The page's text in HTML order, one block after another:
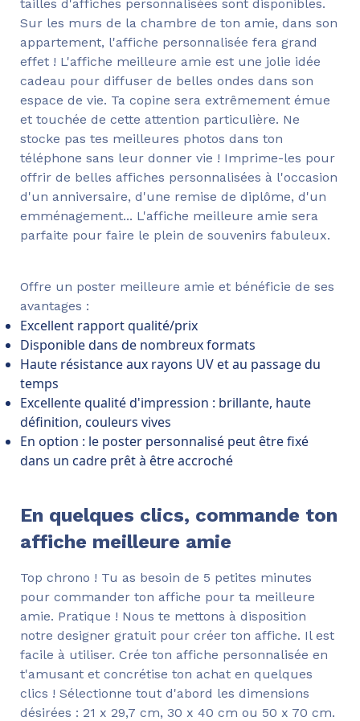
tailles d'affiches personnalisées sont disponibles.
Sur les murs de la chambre de ton amie, dans son
appartement, l'affiche personnalisée fera grand
effet ! L'affiche meilleure amie est une jolie idée
cadeau pour diffuser de belles ondes dans son
espace de vie. Ta copine sera extrêmement émue
et touchée de cette attention particulière. Ne
stocke pas tes meilleures photos dans ton
téléphone sans leur donner vie ! Imprime-les pour
offrir de belles affiches personnalisées à l'occasion
d'un anniversaire, d'une remise de diplôme, d'un
emménagement... L'affiche meilleure amie sera
parfaite pour faire le plein de souvenirs fabuleux.
Offre un poster meilleure amie et bénéficie de ses
avantages :
Excellent rapport qualité/prix
Disponible dans de nombreux formats
Haute résistance aux rayons UV et au passage du
temps
Excellente qualité d'impression : brillante, haute
définition, couleurs vives
En option : le poster personnalisé peut être fixé
dans un cadre prêt à être accroché
En quelques clics, commande ton
affiche meilleure amie
Top chrono ! Tu as besoin de 5 petites minutes
pour commander ton affiche pour ta meilleure
amie. Pratique ! Nous te mettons à disposition
notre designer gratuit pour créer ton affiche. Il est
facile à utiliser. Crée ton affiche personnalisée en
t'amusant et concrétise ton achat en quelques
clics ! Sélectionne tout d'abord les dimensions
désirées : 21 x 29,7 cm, 30 x 40 cm ou 50 x 70 cm.